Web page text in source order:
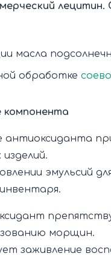
лецитин.
масла
обработке
компонента
антиоксиданта
эмульсий
морщин.
заживление